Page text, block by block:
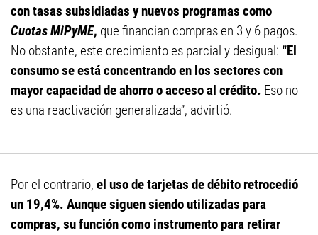
con tasas subsidiadas y nuevos programas como
Cuotas MiPyME, que financian compras en 3 y 6 pagos.
No obstante, este crecimiento es parcial y desigual: “El
consumo se está concentrando en los sectores con
mayor capacidad de ahorro o acceso al crédito. Eso no
es una reactivación generalizada”, advirtió.
Por el contrario, el uso de tarjetas de débito retrocedió
un 19,4%. Aunque siguen siendo utilizadas para
compras, su función como instrumento para retirar